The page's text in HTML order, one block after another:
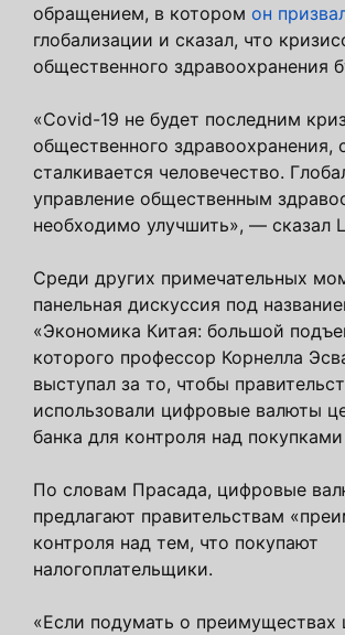
обращением, в котором он
глобализации и сказал, что
общественного здравоохранения
«Covid-19 не будет последним
общественного здравоохранения,
сталкивается человечество.
управление общественным
необходимо улучшить», — сказал
Среди других примечательных
панельная дискуссия под
«Экономика Китая: большой
которого профессор Корнелла
выступал за то, чтобы
использовали цифровые валюты
банка для контроля над
По словам Прасада, цифровые
предлагают правительствам
контроля над тем, что покупают
налогоплательщики.
«Если подумать о преимуществах